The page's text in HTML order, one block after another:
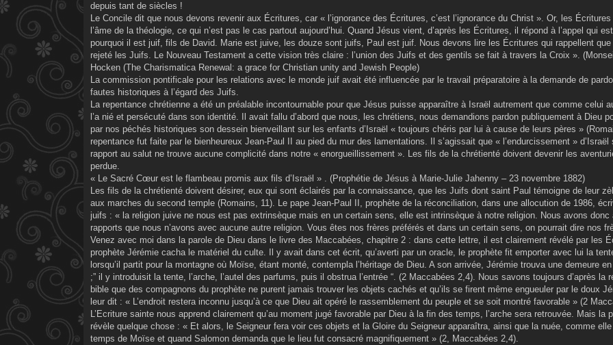
depuis tant de siècles !
Le Concile dit que nous devons revenir aux Écritures, car « l’ignorance des Écritures, c’est l’ignorance du Christ ». Or, les
l’âme de la théologie, ce qui n’est pas le cas partout aujourd’hui. Quand Jésus vient, d’après les Écritures, il répond à l’appel qui
pourquoi il est juif, fils de David. Marie est juive, les douze sont juifs, Paul est juif. Nous devons lire les Écritures qui rappellent que
rejeté les Juifs. Le Nouveau Testament a cette vision très claire : l’union des Juifs et des gentils se fait à travers la Croix ».
Hocken (The Charismatica Renewal: a grace for Christian unity and Jewish People)
La commission pontificale pour les relations avec le monde juif avait été influencée par le travail préparatoire à la demande de
fautes historiques à l’égard des Juifs.
La repentance chrétienne a été un préalable incontournable pour que Jésus puisse apparaître à Israël autrement que comme celui
l’a nié et persécuté dans son identité. Il avait fallu d’abord que nous, les chrétiens, nous demandions pardon publiquement à Dieu
par nos péchés historiques son dessein bienveillant sur les enfants d’Israël « toujours chéris par lui à cause de leurs pères »
repentance fut faite par le bienheureux Jean-Paul II au pied du mur des lamentations. Il s’agissait que « l’endurcissement » d’Israël
rapport au salut ne trouve aucune complicité dans notre « enorgueillissement ». Les fils de la chrétienté doivent devenir les
perdue.
« Le Sacré Cœur est le flambeau promis aux fils d’Israël » . (Prophétie de Jésus à Marie-Julie Jahenny – 23 novembre 1882)
Les fils de la chrétienté doivent désirer, eux qui sont éclairés par la connaissance, que les Juifs dont saint Paul témoigne de leur
aux marches du second temple (Romains, 11). Le pape Jean-Paul II, prophète de la réconciliation, dans une allocution de 1986,
juifs : « la religion juive ne nous est pas extrinsèque mais en un certain sens, elle est intrinsèque à notre religion. Nous avons donc
rapports que nous n’avons avec aucune autre religion. Vous êtes nos frères préférés et dans un certain sens, on pourrait dire nos
Venez avec moi dans la parole de Dieu dans le livre des Maccabées, chapitre 2 : dans cette lettre, il est clairement révélé par les
prophète Jérémie cacha le matériel du culte. Il y avait dans cet écrit, qu’averti par un oracle, le prophète fit emporter avec lui la
lorsqu’il partit pour la montagne où Moïse, étant monté, contempla l’héritage de Dieu. A son arrivée, Jérémie trouva une demeure
;” il y introduisit la tente, l’arche, l’autel des parfums, puis il obstrua l’entrée “. (2 Maccabées 2,4). Nous savons toujours d’après la
bible que des compagnons du prophète ne purent jamais trouver les objets cachés et qu’ils se firent même engueuler par le doux
leur dit : « L’endroit restera inconnu jusqu’à ce que Dieu ait opéré le rassemblement du peuple et se soit montré favorable » (2
L’Ecriture sainte nous apprend clairement qu’au moment jugé favorable par Dieu à la fin des temps, l’arche sera retrouvée. Mais la
révèle quelque chose : « Et alors, le Seigneur fera voir ces objets et la Gloire du Seigneur apparaîtra, ainsi que la nuée, comme
temps de Moïse et quand Salomon demanda que le lieu fut consacré magnifiquement » (2, Maccabées 2,4).